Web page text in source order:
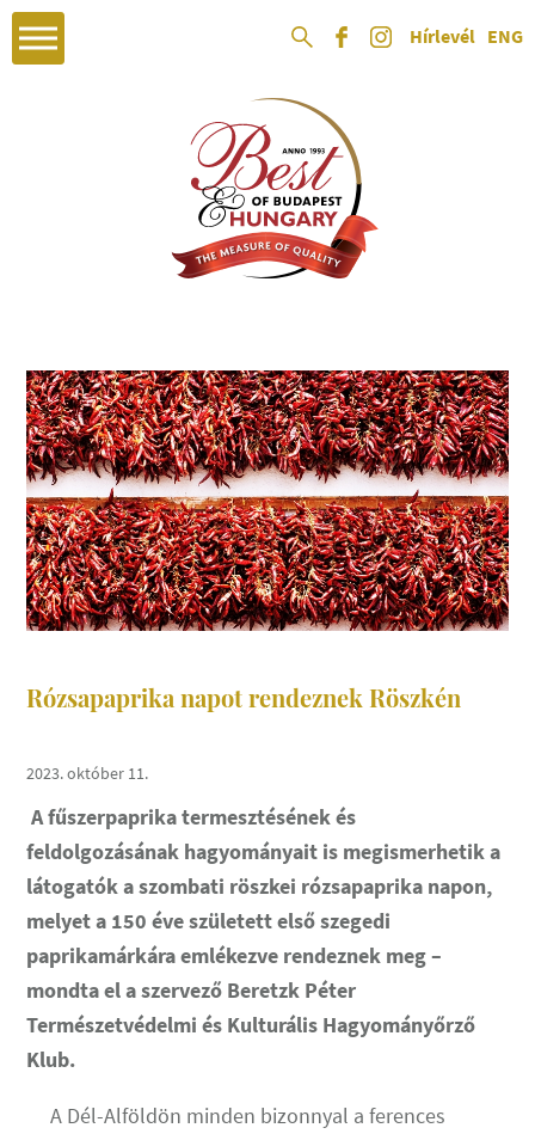
Hírlevél ENG
Rózsapaprika napot rendeznek Röszkén
2023. október 11.
A fűszerpaprika termesztésének és
feldolgozásának hagyományait is megismerhetik a
látogatók a szombati röszkei rózsapaprika napon,
melyet a 150 éve született első szegedi
paprikamárkára emlékezve rendeznek meg –
mondta el a szervező Beretzk Péter
Természetvédelmi és Kulturális Hagyományőrző
Klub.
A Dél-Alföldön minden bizonnyal a ferences